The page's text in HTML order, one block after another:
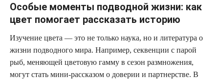
Особые моменты подводной жизни: как
цвет помогает рассказать историю
Изучение цвета — это не только наука, но и литература о
жизни подводного мира. Например, секвенции с парой
рыб, меняющей цветовую гамму в сезон размножения,
могут стать мини‑рассказом о доверии и партнерстве. В